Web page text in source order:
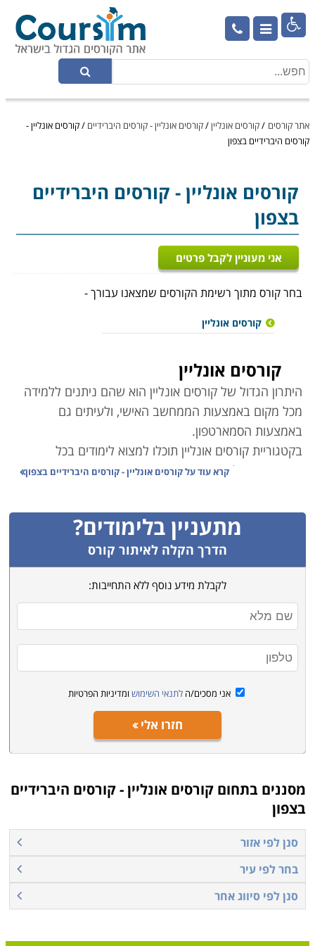

אתר קורסים /קורסים אונליין/קורסים אונליין - קורסים היברידיים /קורסים אונליין -
קורסים היברידיים בצפון
קורסים אונליין - קורסים היברידיים
בצפון
אני מעוניין לקבל פרטים
בחר קורס מתוך רשימת הקורסים שמצאנו עבורך -
קורסים אונליין
קורסים אונליין
היתרון הגדול של קורסים אונליין הוא שהם ניתנים ללמידה
מכל מקום באמצעות הממחשב האישי, ולעיתים גם
באמצעות הסמארטפון.
בקטגוריית קורסים אונליין תוכלו למצוא לימודים בכל
התחומים ובכל הרמות.
ושוק ההון, המחשבים והתוכנה, חינוך, עיצוב ואפילו ספורט.
קורסים רבים מועברים פרונטלית באמצעות מצלמת
המחשב ומאפשרים שיחה אינטרקטיבית בין המרצה
לתלמידים.
חלק מהקורסים הם בפורמט של קורסים מוקלטים –
הרצאות, בהם ניתן לקבל ידע נרחב בתחום המבוקש, לחזור
על חומר שנלמד ולהעמיק בידע הנרכש.
קראו בקטגוריית קורסים אונליין את פירוט הקורסים, בחרו את
הקורס המתאים, מלאו את הפרטים ונציג הקורס יצור אתכם
קשר בהקדם.
קרא עוד עלקורסים אונליין - קורסים היברידיים בצפון
מתעניין בלימודים?
הדרך הקלה לאיתור קורס
לקבלת מידע נוסף ללא התחייבות:
אני מסכים/ה לתנאי השימוש ומדיניות הפרטיות
חזרו אלי
מסננים בתחום קורסים אונליין - קורסים היברידיים
בצפון
סנן לפי אזור
בחר לפי עיר
סנן לפי סיווג אחר